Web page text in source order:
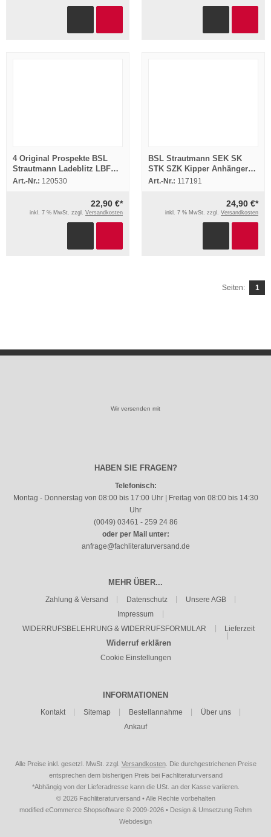
4 Original Prospekte BSL
Strautmann Ladeblitz LBF
Erntewagen Vitesse
Art.-Nr.: 120530
22,90 €*
inkl. 7 % MwSt. zzgl. Versandkosten
BSL Strautmann SEK SK
STK SZK Kipper Anhänger
Betriebsanleitung 2012
Art.-Nr.: 117191
24,90 €*
inkl. 7 % MwSt. zzgl. Versandkosten
Seiten: 1
Wir versenden mit
HABEN SIE FRAGEN?
Telefonisch:
Montag - Donnerstag von 08:00 bis 17:00 Uhr | Freitag von 08:00 bis 14:30
Uhr
(0049) 03461 - 259 24 86
oder per Mail unter:
anfrage@fachliteraturversand.de
MEHR ÜBER...
Zahlung & Versand Datenschutz
Unsere AGB
Impressum
WIDERRUFSBELEHRUNG & WIDERRUFSFORMULAR
Lieferzeit
Widerruf erklären
Cookie Einstellungen
INFORMATIONEN
Kontakt Sitemap Bestellannahme
Über uns
Ankauf
Alle Preise inkl. gesetzl. MwSt. zzgl. Versandkosten. Die durchgestrichenen Preise
entsprechen dem bisherigen Preis bei Fachliteraturversand
*Abhängig von der Lieferadresse kann die USt. an der Kasse variieren.
© 2026 Fachliteraturversand • Alle Rechte vorbehalten
modified eCommerce Shopsoftware © 2009-2026 • Design & Umsetzung Rehm
Webdesign